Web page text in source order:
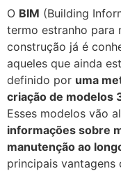
O BIM (Building
termo estranho para
construção já é
aqueles que ainda
definido por uma
criação de modelos
Esses modelos vão
informações sobre
manutenção ao
principais vantagens